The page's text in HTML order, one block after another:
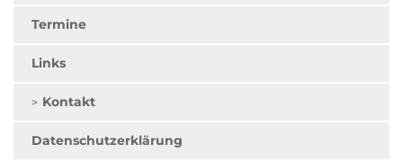
Termine
Links
Kontakt
Datenschutzerklärung